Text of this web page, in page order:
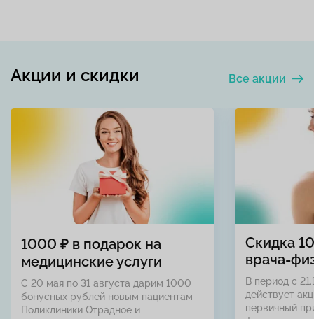
Все акции
Акции и скидки
1000 ₽ в подарок на
медицинские услуги
С 20 мая по 31 августа дарим 1000
бонусных рублей новым пациентам
Поликлиники Отрадное и
Скидка
врача-
В период с
действует
первичный